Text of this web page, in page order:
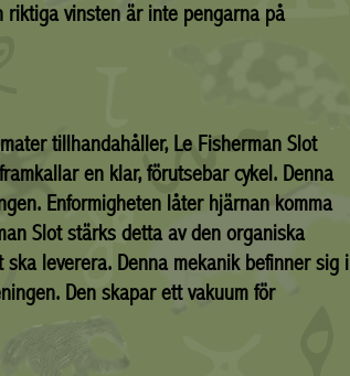
vinsten är inte pengarna på
tillhandahåller, Le Fisherman Slot
en klar, förutsebar cykel. Denna
Enformigheten låter hjärnan komma
Slot stärks detta av den organiska
leverera. Denna mekanik befinner sig i
Den skapar ett vakuum för